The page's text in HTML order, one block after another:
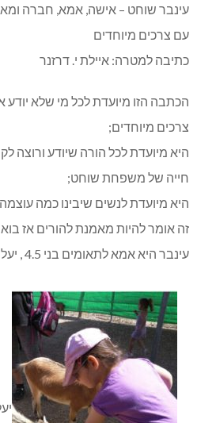
עינבר שוחט – אישה, אמא, חברה
עם צרכים מיוחדים
כתיבה למטרה: איילת י. דרזנר
הכתבה הזו מיועדת לכל מי שלא יודע
צרכים מיוחדים;
היא מיועדת לכל הורה שיודע ורוצה
חייה של משפחת שוחט;
היא מיועדת לנשים שיבינו כמה
זה אומר להיות מאמנת להורים אז
עינבר היא אמא לתאומים בני 4.5 , יעל ועידו.